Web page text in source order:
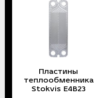
Пластины
теплообменника
Stokvis E4B23